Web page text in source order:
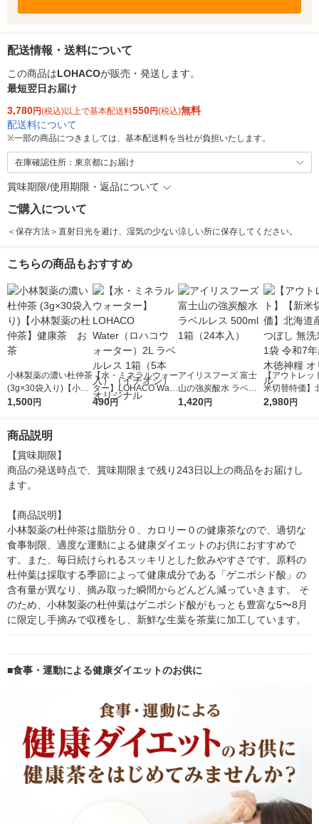
配送情報・送料について
この商品はLOHACOが販売・発送します。
最短翌日お届け
3,780円(税込)以上で基本配送料550円(税込)無料
配送料について
※一部の商品につきましては、基本配送料を当社が負担いたします。
在庫確認住所：東京都にお届け
賞味期限/使用期限・返品について
ご購入について
＜保存方法＞直射日光を避け、湿気の少ない涼しい所に保存してください。
こちらの商品もおすすめ
小林製薬の濃い杜仲茶
(3g×30袋入り)【小林
製薬の杜仲茶】健康
1,500円
【水・ミネラルウォー
ター】LOHACO Wate
r（ロハコウォータ
490円
アイリスフーズ 富士
山の強炭酸水 ラベル
レス 500ml 1箱（24
1,420円
【アウトレッ
米切替特価】
ななつぼし 無
2,980円
商品説明
【賞味期限】
商品の発送時点で、賞味期限まで残り243日以上の商品をお届けし
ます。
【商品説明】
小林製薬の杜仲茶は脂肪分０、カロリー０の健康茶なので、適切な
食事制限、適度な運動による健康ダイエットのお供におすすめで
す。また、毎日続けられるスッキリとした飲みやすさです。原料の
杜仲葉は採取する季節によって健康成分である「ゲニポシド酸」の
含有量が異なり、摘み取った瞬間からどんどん減っていきます。 そ
のため、小林製薬の杜仲葉はゲニポシド酸がもっとも豊富な5〜8月
に限定し手摘みで収穫をし、新鮮な生葉を茶葉に加工しています。
■食事・運動による健康ダイエットのお供に